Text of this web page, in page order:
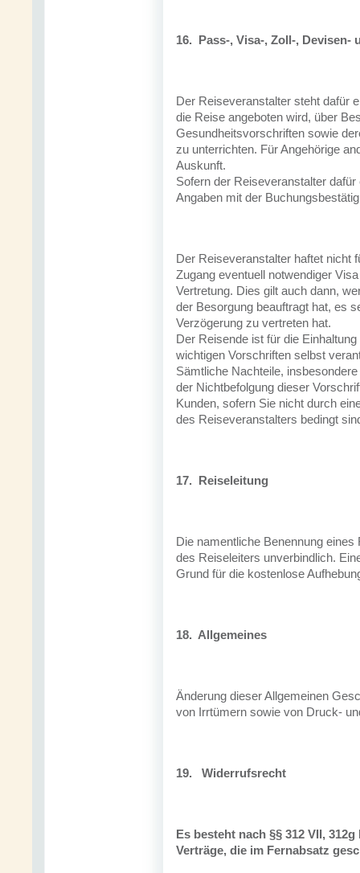
16. Pass-, Visa-, Zoll-,
Der Reiseveranstalter steht dafür
die Reise angeboten wird, über
Gesundheitsvorschriften sowie
zu unterrichten. Für Angehörige
Auskunft.
Sofern der Reiseveranstalter
Angaben mit der
Der Reiseveranstalter haftet nicht
Zugang eventuell notwendiger
Vertretung. Dies gilt auch dann,
der Besorgung beauftragt hat, es
Verzögerung zu vertreten hat.
Der Reisende ist für die
wichtigen Vorschriften selbst
Sämtliche Nachteile,
der Nichtbefolgung dieser
Kunden, sofern Sie nicht durch
des Reiseveranstalters bedingt
17. Reiseleitung
Die namentliche Benennung
des Reiseleiters unverbindlich.
Grund für die kostenlose
18. Allgemeines
Änderung dieser Allgemeinen
von Irrtümern sowie von Druck-
19. Widerrufsrecht
Es besteht nach §§ 312 VII,
Verträge, die im Fernabsatz